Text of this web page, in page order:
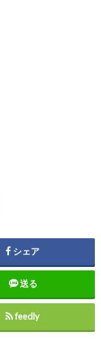
シェア
送る
feedly